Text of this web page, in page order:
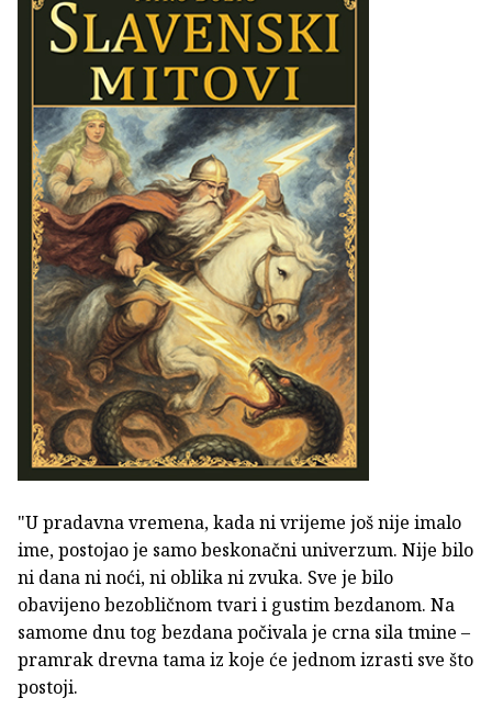
"U pradavna vremena, kada ni vrijeme još nije imalo
ime, postojao je samo beskonačni univerzum. Nije bilo
ni dana ni noći, ni oblika ni zvuka. Sve je bilo
obavijeno bezobličnom tvari i gustim bezdanom. Na
samome dnu tog bezdana počivala je crna sila tmine –
pramrak drevna tama iz koje će jednom izrasti sve što
postoji.